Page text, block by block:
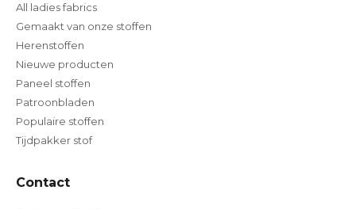
All ladies fabrics
Gemaakt van onze stoffen
Herenstoffen
Nieuwe producten
Paneel stoffen
Patroonbladen
Populaire stoffen
Tijdpakker stof
Contact